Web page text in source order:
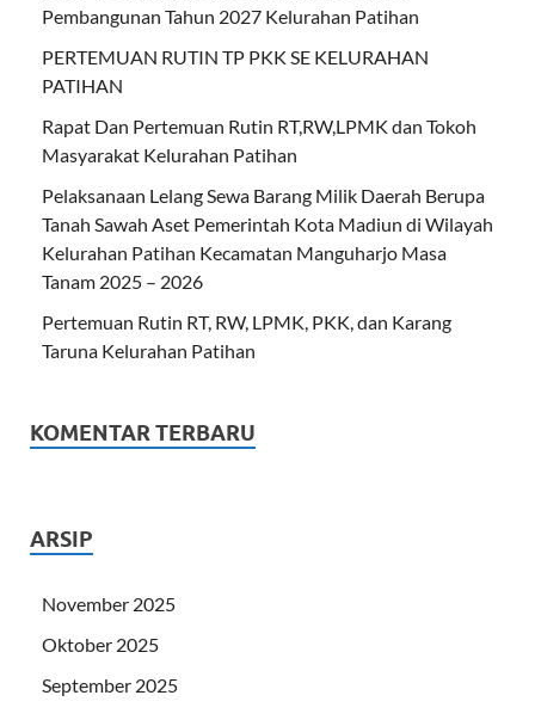
Pembangunan Tahun 2027 Kelurahan Patihan
PERTEMUAN RUTIN TP PKK SE KELURAHAN
PATIHAN
Rapat Dan Pertemuan Rutin RT,RW,LPMK dan Tokoh
Masyarakat Kelurahan Patihan
Pelaksanaan Lelang Sewa Barang Milik Daerah Berupa
Tanah Sawah Aset Pemerintah Kota Madiun di Wilayah
Kelurahan Patihan Kecamatan Manguharjo Masa
Tanam 2025 – 2026
Pertemuan Rutin RT, RW, LPMK, PKK, dan Karang
Taruna Kelurahan Patihan
KOMENTAR TERBARU
ARSIP
November 2025
Oktober 2025
September 2025